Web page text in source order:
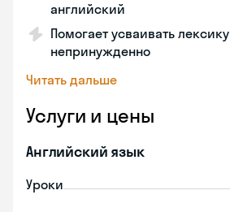
английский
Помогает усваивать
непринужденно
Читать дальше
Услуги и цены
Английский язык
Уроки